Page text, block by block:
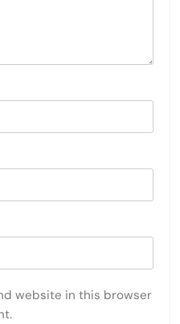
website in this browser